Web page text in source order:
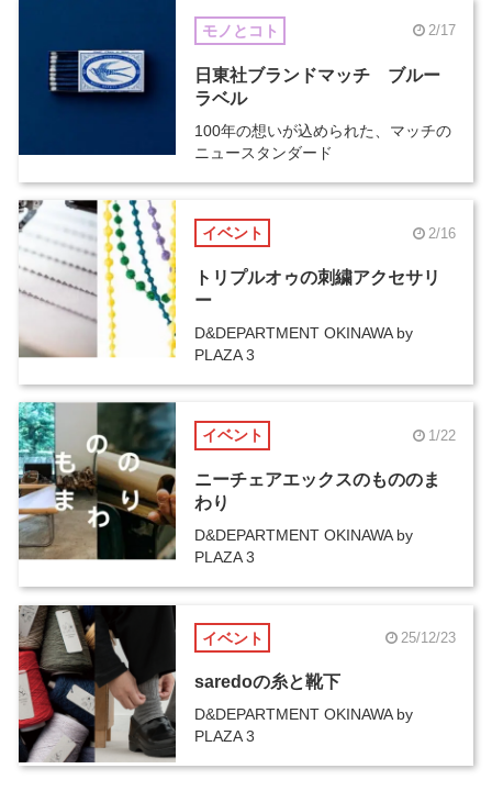
モノとコト 2/17
日東社ブランドマッチ ブルー
ラベル
100年の想いが込められた、マッチの
ニュースタンダード
イベント 2/16
トリプルオゥの刺繍アクセサリ
ー
D&DEPARTMENT OKINAWA by
PLAZA 3
イベント 1/22
ニーチェアエックスのもののま
わり
D&DEPARTMENT OKINAWA by
PLAZA 3
イベント 25/12/23
saredoの糸と靴下
D&DEPARTMENT OKINAWA by
PLAZA 3